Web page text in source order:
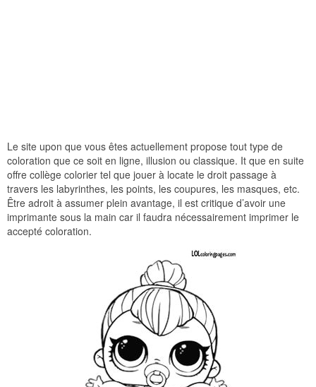
Le site upon que vous êtes actuellement propose tout type de
coloration que ce soit en ligne, illusion ou classique. It que en suite
offre collège colorier tel que jouer à locate le droit passage à
travers les labyrinthes, les points, les coupures, les masques, etc.
Être adroit à assumer plein avantage, il est critique d’avoir une
imprimante sous la main car il faudra nécessairement imprimer le
accepté coloration.